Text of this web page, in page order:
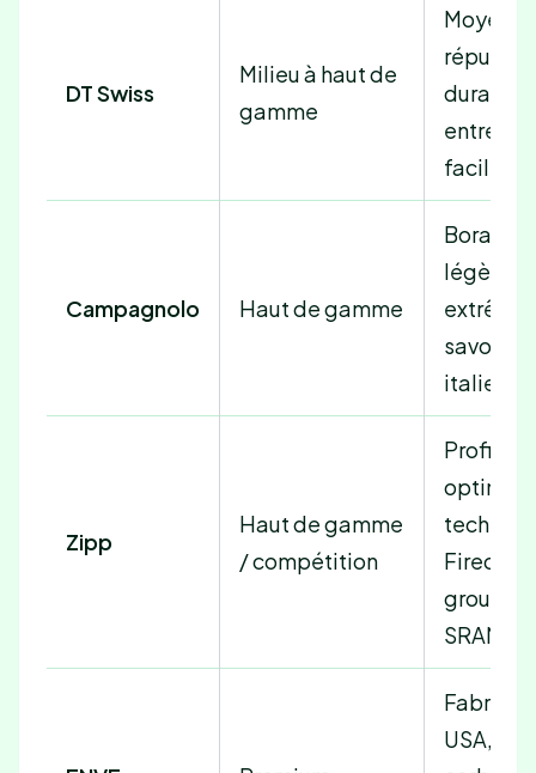
DT Swiss
Milieu à haut de
gamme
Moyeux
réputés,
entretien
facile
Campagnolo Haut de gamme
Bora
légèreté
extrême,
savoir-
italien
Zipp
Haut de gamme
/ compétition
Profils
groupe
SRAM
USA,